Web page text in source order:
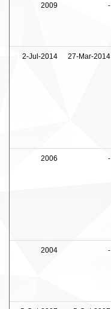
2009 -
2-Jul-2014 27-Mar-2014
2006 -
2004 -